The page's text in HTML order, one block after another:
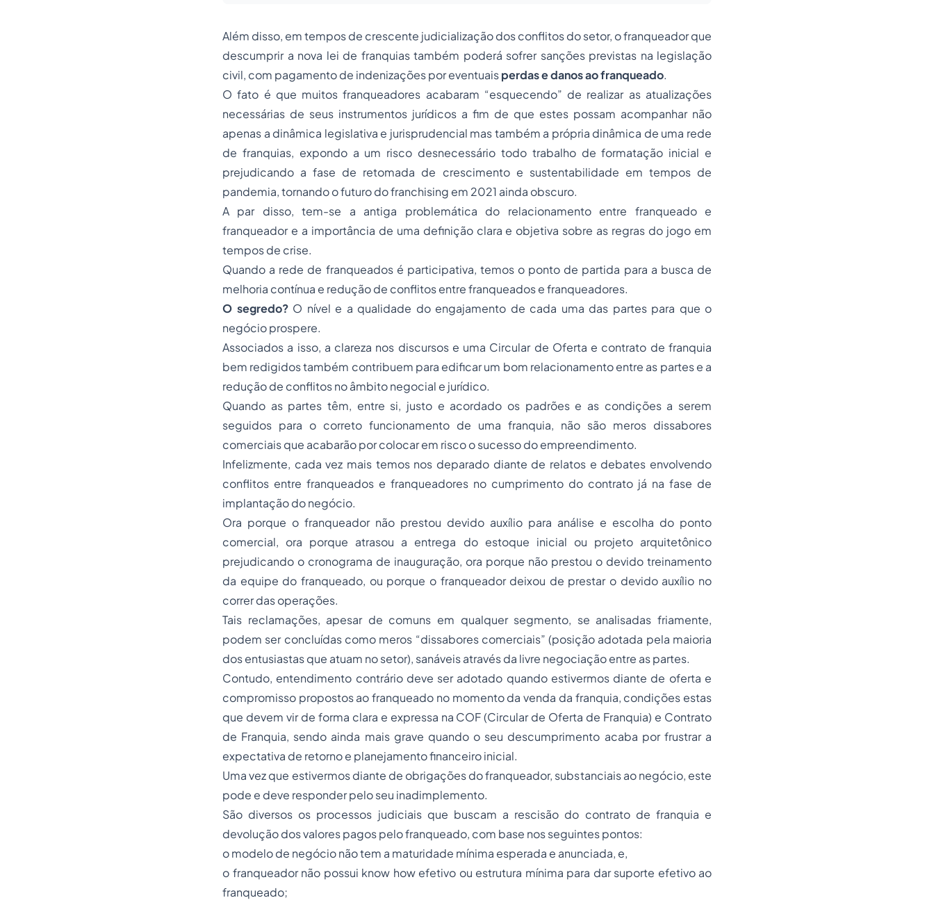
Além disso, em tempos de crescente judicialização dos conflitos do setor, o franqueador que
descumprir a nova lei de franquias também poderá sofrer sanções previstas na legislação
civil, com pagamento de indenizações por eventuaisperdas e danos ao franqueado.
O fato é que muitos franqueadores acabaram “esquecendo” de realizar as atualizações
necessárias de seus instrumentos jurídicos a fim de que estes possam acompanhar não
apenas a dinâmica legislativa e jurisprudencial mas também a própria dinâmica de uma rede
de franquias, expondo a um risco desnecessário todo trabalho de formatação inicial e
prejudicando a fase de retomada de crescimento e sustentabilidade em tempos de
pandemia, tornando o futuro dofranchising em 2021 ainda obscuro.
A par disso, tem-se a antiga problemática do relacionamento entre franqueado e
franqueador e a importância de uma definição clara e objetiva sobre as regras do jogo em
tempos de crise.
Quando a rede de franqueados é participativa, temos o ponto de partida para a busca de
melhoria contínua e redução de conflitos entre franqueados e franqueadores.
O segredo? O nível e a qualidade do engajamento de cada uma das partes para que o
negócio prospere.
Associados a isso, a clareza nos discursos e uma Circular de Oferta e contrato de franquia
bem redigidos também contribuem para edificar um bom relacionamento entre as partes e a
redução de conflitos no âmbito negocial e jurídico.
Quando as partes têm, entre si, justo e acordado os padrões e as condições a serem
seguidos para o correto funcionamento de uma franquia, não são meros dissabores
comerciais que acabarão por colocar em risco o sucesso do empreendimento.
Infelizmente, cada vez mais temos nos deparado diante de relatos e debates envolvendo
conflitos entre franqueados e franqueadores no cumprimento do contrato já na fase de
implantação do negócio.
Ora porque o franqueador não prestou devido auxílio para análise e escolha do ponto
comercial, ora porque atrasou a entrega do estoque inicial ou projeto arquitetônico
prejudicando o cronograma de inauguração, ora porque não prestou o devido treinamento
da equipe do franqueado, ou porque o franqueador deixou de prestar o devido auxílio no
correr das operações.
Tais reclamações, apesar de comuns em qualquer segmento, se analisadas friamente,
podem ser concluídas como meros “dissabores comerciais” (posição adotada pela maioria
dos entusiastas que atuam no setor), sanáveis através da livre negociação entre as partes.
Contudo, entendimento contrário deve ser adotado quando estivermos diante de oferta e
compromisso propostos ao franqueado no momento da venda da franquia, condições estas
que devem vir de forma clara e expressa na COF (Circular de Oferta de Franquia) e Contrato
de Franquia, sendo ainda mais grave quando o seu descumprimento acaba por frustrar a
expectativa de retorno e planejamento financeiro inicial.
Uma vez que estivermos diante de obrigações do franqueador, substanciais ao negócio, este
pode e deve responder pelo seu inadimplemento.
São diversos os processos judiciais que buscam a rescisão do contrato de franquia e
devolução dos valores pagos pelo franqueado, com base nos seguintes pontos:
o modelo de negócio não tem a maturidade mínima esperada e anunciada, e,
o franqueador não possui know howefetivo ou estrutura mínima para dar suporte efetivo ao
franqueado;